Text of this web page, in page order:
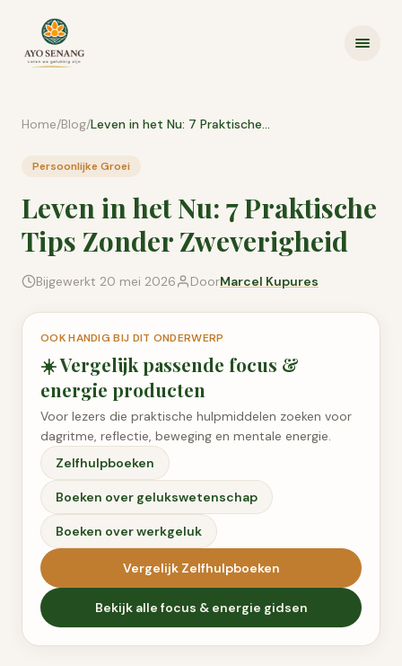
Home/Blog/ Leven in het Nu: 7 Praktische Tips Zonder Zweverigheid
Persoonlijke Groei
Leven in het Nu: 7 Praktische
Tips Zonder Zweverigheid
Bijgewerkt 20 mei 2026 DoorMarcel Kupures
OOK HANDIG BIJ DIT ONDERWERP
☀️Vergelijk passende focus &
energie producten
Voor lezers die praktische hulpmiddelen zoeken voor
dagritme, reflectie, beweging en mentale energie.
Zelfhulpboeken
Boeken over gelukswetenschap
Boeken over werkgeluk
Vergelijk Zelfhulpboeken
Bekijk alle focus & energie gidsen